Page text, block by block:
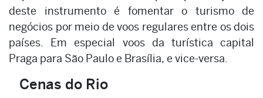
deste instrumento é fomentar o turismo de
negócios por meio de voos regulares entre os dois
países. Em especial voos da turística capital
Praga para São Paulo e Brasília, e vice-versa.
Cenas do Rio